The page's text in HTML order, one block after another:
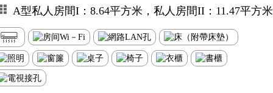
A型私人房間I：8.64平方米，私人房間II：11.47平方米